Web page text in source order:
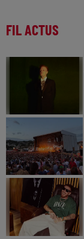
FIL ACTUS